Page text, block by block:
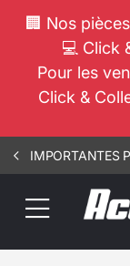
🏢 Nos
💻 Click
Pour les
Click &